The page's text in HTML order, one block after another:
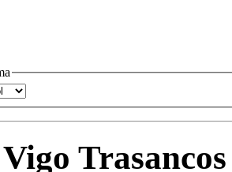
Trasancos